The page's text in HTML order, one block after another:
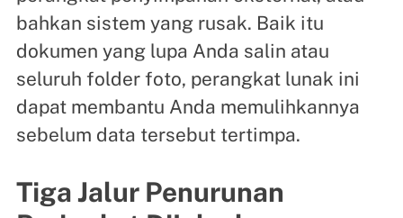
bahkan sistem yang rusak. Baik itu
dokumen yang lupa Anda salin atau
seluruh folder foto, perangkat lunak ini
dapat membantu Anda memulihkannya
sebelum data tersebut tertimpa.
Tiga Jalur Penurunan